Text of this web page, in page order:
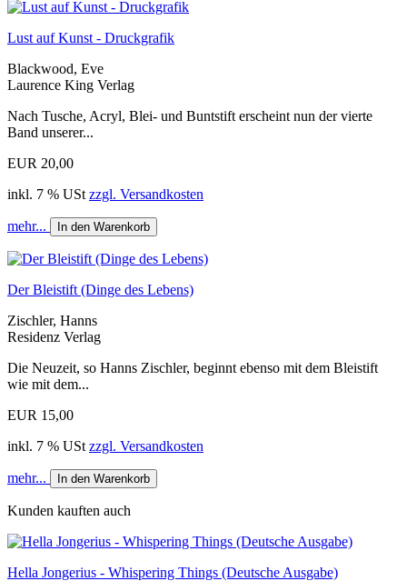
Lust auf Kunst - Druckgrafik
Blackwood, Eve
Laurence King Verlag
Nach Tusche, Acryl, Blei- und Buntstift erscheint nun der vierte
Band unserer...
EUR 20,00
inkl. 7 % USt zzgl. Versandkosten
mehr... In den Warenkorb
Der Bleistift (Dinge des Lebens)
Zischler, Hanns
Residenz Verlag
Die Neuzeit, so Hanns Zischler, beginnt ebenso mit dem Bleistift
wie mit dem...
EUR 15,00
inkl. 7 % USt zzgl. Versandkosten
mehr... In den Warenkorb
Kunden kauften auch
Hella Jongerius - Whispering Things (Deutsche Ausgabe)